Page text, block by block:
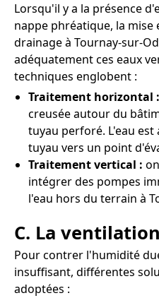
Lorsqu'il y a la présence
nappe phréatique, la mise
drainage à Tournay-sur-
adéquatement ces eaux
techniques englobent :
Traitement horizontal :
creusée autour du
tuyau perforé. L'eau est
tuyau vers un point
Traitement vertical :
intégrer des pompes
l'eau hors du terrain à
C. La ventilation
Pour contrer l'humidité
insuffisant, différentes
adoptées :